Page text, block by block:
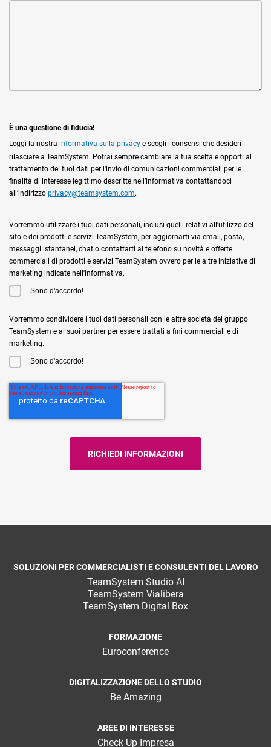
È una questione di fiducia!
Leggi la nostra informativa sulla privacy e scegli i consensi che desideri
rilasciare a TeamSystem. Potrai sempre cambiare la tua scelta e opporti al
trattamento dei tuoi dati per l'invio di comunicazioni commerciali per le
finalità di interesse legittimo descritte nell’informativa contattandoci
all’indirizzo privacy@teamsystem.com.
Vorremmo utilizzare i tuoi dati personali, inclusi quelli relativi all'utilizzo del
sito e dei prodotti e servizi TeamSystem, per aggiornarti via email, posta,
messaggi istantanei, chat o contattarti al telefono su novità e offerte
commerciali di prodotti e servizi TeamSystem ovvero per le altre iniziative di
marketing indicate nell'informativa.
Sono d'accordo!
Vorremmo condividere i tuoi dati personali con le altre società del gruppo
TeamSystem e ai suoi partner per essere trattati a fini commerciali e di
marketing.
Sono d'accordo!
SOLUZIONI PER COMMERCIALISTI E CONSULENTI DEL LAVORO
TeamSystem Studio AI
TeamSystem Vialibera
TeamSystem Digital Box
FORMAZIONE
Euroconference
DIGITALIZZAZIONE DELLO STUDIO
Be Amazing
AREE DI INTERESSE
Check Up Impresa